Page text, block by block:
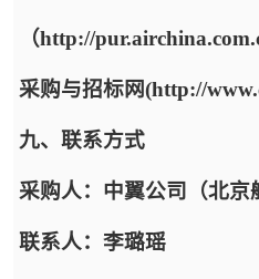
（http://
采购与招标网(http://
九、联系方式
采购人：中翼公司（北京
联系人：李璐瑶